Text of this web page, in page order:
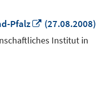
Pfalz
In
neuem
Fenster
(27.08.2008)
Institut in